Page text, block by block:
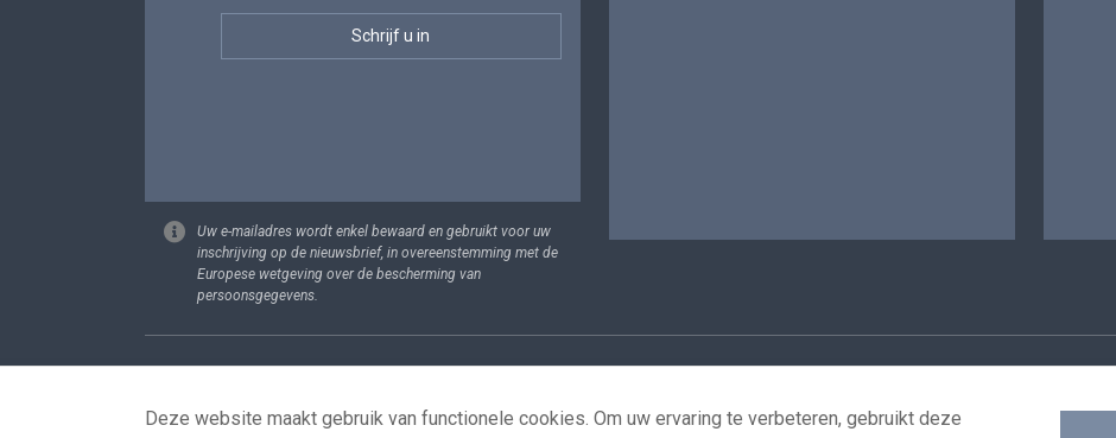
Uw e-mailadres wordt enkel bewaard en gebruikt voor uw
inschrijving op de nieuwsbrief, in overeenstemming met de
Europese wetgeving over de bescherming van
persoonsgegevens.
Footer
Deze website maakt gebruik van functionele cookies. Om uw ervaring te verbeteren, gebruikt deze